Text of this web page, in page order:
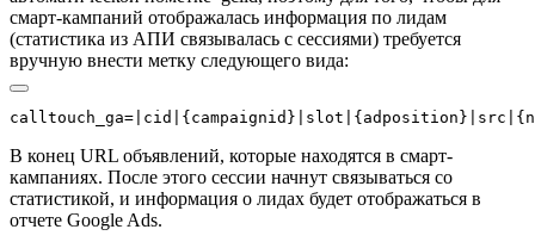
смарт-кампаний отображалась информация по лидам
(статистика из АПИ связывалась с сессиями) требуется
вручную внести метку следующего вида:
В конец URL объявлений, которые находятся в смарт-
кампаниях. После этого сессии начнут связываться со
статистикой, и информация о лидах будет отображаться в
отчете Google Ads.